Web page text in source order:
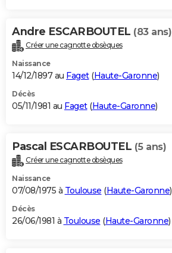
Andre ESCARBOUTEL (83 ans)
Créer une cagnotte obsèques
Naissance
14/12/1897 au Faget(Haute-Garonne)
Décès
05/11/1981 au Faget(Haute-Garonne)
Pascal ESCARBOUTEL (5 ans)
Créer une cagnotte obsèques
Naissance
07/08/1975 à Toulouse (Haute-Garonne)
Décès
26/06/1981 à Toulouse (Haute-Garonne)